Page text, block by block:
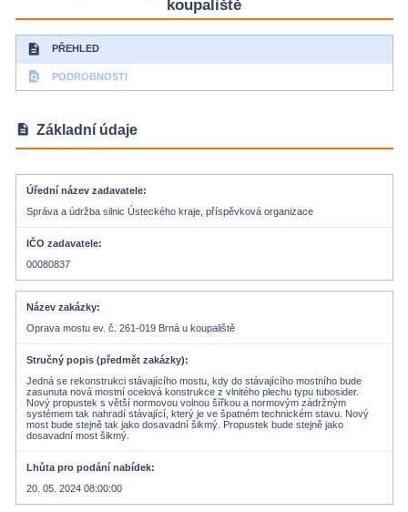
koupaliště
description PŘEHLED
find_in_page PODROBNOSTI
description Základní údaje
Úřední název zadavatele
Správa a údržba silnic Ústeckého kraje, příspěvková organizace
IČO zadavatele
00080837
Název zakázky
Oprava mostu ev. č. 261-019 Brná u koupaliště
Stručný popis (předmět zakázky)
Jedná se rekonstrukci stávajícího mostu, kdy do stávajícího mostního bude
zasunuta nová mostní ocelová konstrukce z vlnitého plechu typu tubosider.
Nový propustek s větší normovou volnou šířkou a normovým zádržným
systémem tak nahradí stávající, který je ve špatném technickém stavu. Nový
most bude stejně tak jako dosavadní šikmý. Propustek bude stejně jako
dosavadní most šikmý.
Lhůta pro podání nabídek
20. 05. 2024 08:00:00